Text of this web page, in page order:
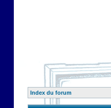
Index du forum